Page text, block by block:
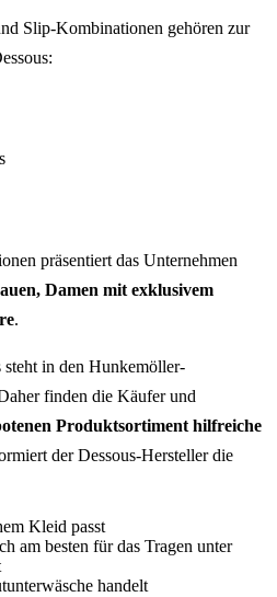
Slip-Kombinationen gehören zur
präsentiert das Unternehmen
Damen mit exklusivem
.
in den Hunkemöller-
finden die Käufer und
Produktsortiment hilfreiche
der Dessous-Hersteller die
Kleid passt
am besten für das Tragen unter
handelt